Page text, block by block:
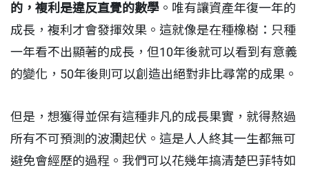
的，複利是違反直覺的數學 。唯有讓資產年復一年的
成長，複利才會發揮效果。這就像是在種橡樹：只種
一年看不出顯著的成長，但10年後就可以看到有意義
的變化，50年後則可以創造出絕對非比尋常的成果。
但是，想獲得並保有這種非凡的成長果實，就得熬過
所有不可預測的波瀾起伏。這是人人終其一生都無可
避免會經歷的過程。我們可以花幾年搞清楚巴菲特如